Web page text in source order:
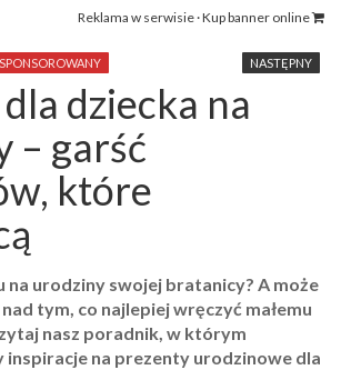
Reklama w serwisie · Kup banner online
NASTĘPNY
dziecka na
– garść
które
na urodziny swojej bratanicy? A może
tym, co najlepiej wręczyć małemu
nasz poradnik, w którym
na prezenty urodzinowe dla